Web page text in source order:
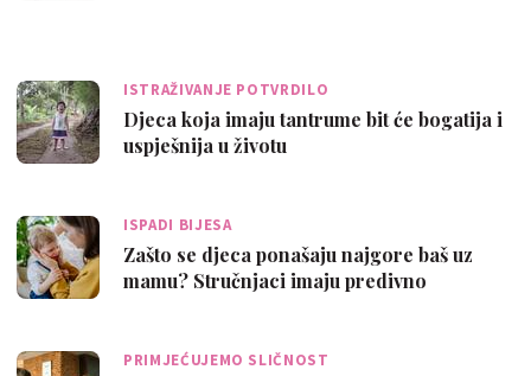
ISTRAŽIVANJE POTVRDILO
Djeca koja imaju tantrume bit će bogatija i
uspješnija u životu
ISPADI BIJESA
Zašto se djeca ponašaju najgore baš uz
mamu? Stručnjaci imaju predivno
PRIMJEĆUJEMO SLIČNOST